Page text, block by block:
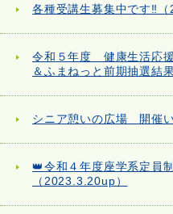
各種受講生募集中です‼（
令和５年度 健康生活応
＆ふまねっと前期抽選結
シニア憩いの広場 開催
👑令和４年度座学系定員
（2023.3.20up）